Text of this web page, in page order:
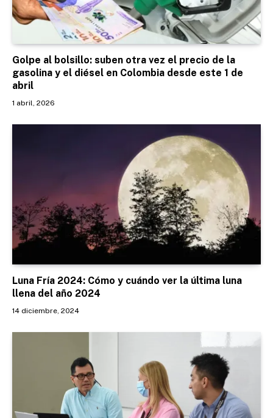
Golpe al bolsillo: suben otra vez el precio de la
gasolina y el diésel en Colombia desde este 1 de
abril
1 abril, 2026
Luna Fría 2024: Cómo y cuándo ver la última luna
llena del año 2024
14 diciembre, 2024